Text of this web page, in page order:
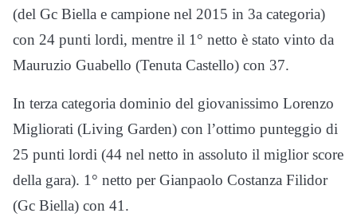
(del Gc Biella e campione nel 2015 in 3a categoria)
con 24 punti lordi, mentre il 1° netto è stato vinto da
Mauruzio Guabello (Tenuta Castello) con 37.
In terza categoria dominio del giovanissimo Lorenzo
Migliorati (Living Garden) con l’ottimo punteggio di
25 punti lordi (44 nel netto in assoluto il miglior score
della gara). 1° netto per Gianpaolo Costanza Filidor
(Gc Biella) con 41.